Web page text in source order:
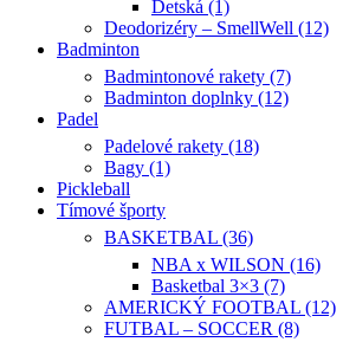
Detská (1)
Deodorizéry – SmellWell (12)
Badminton
Badmintonové rakety (7)
Badminton doplnky (12)
Padel
Padelové rakety (18)
Bagy (1)
Pickleball
Tímové športy
BASKETBAL (36)
NBA x WILSON (16)
Basketbal 3×3 (7)
AMERICKÝ FOOTBAL (12)
FUTBAL – SOCCER (8)